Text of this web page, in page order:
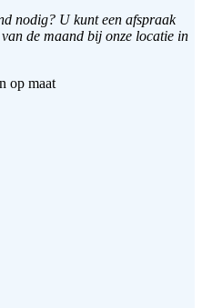
nodig? U kunt een afspraak
de maand bij onze locatie in
op maat